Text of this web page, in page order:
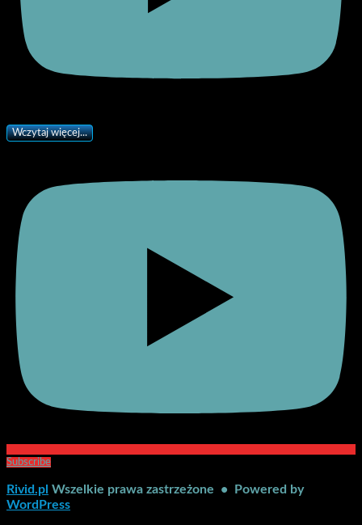
Wczytaj więcej...
Subscribe
Rivid.pl Wszelkie prawa zastrzeżone • Powered by
WordPress